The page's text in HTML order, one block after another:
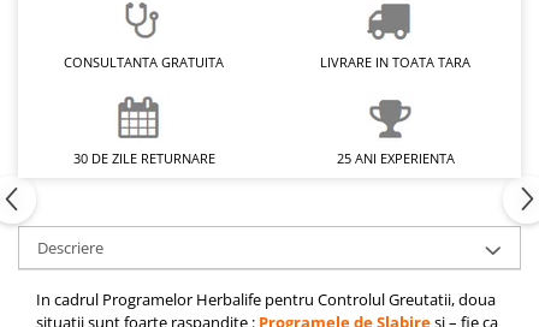
CONSULTANTA GRATUITA LIVRARE IN TOATA TARA
30 DE ZILE RETURNARE 25 ANI EXPERIENTA
Descriere
In cadrul Programelor Herbalife pentru Controlul Greutatii, doua
situatii sunt foarte raspandite : Programele de Slabiresi – fie ca